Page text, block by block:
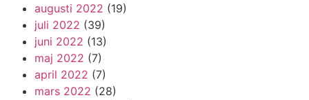
augusti 2022 (19)
juli 2022 (39)
juni 2022 (13)
maj 2022 (7)
april 2022 (7)
mars 2022 (28)